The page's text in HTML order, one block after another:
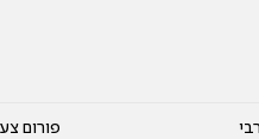
פורום